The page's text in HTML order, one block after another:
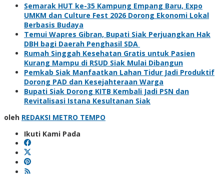
Semarak HUT ke-35 Kampung Empang Baru, Expo
UMKM dan Culture Fest 2026 Dorong Ekonomi Lokal
Berbasis Budaya
Temui Wapres Gibran, Bupati Siak Perjuangkan Hak
DBH bagi Daerah Penghasil SDA
Rumah Singgah Kesehatan Gratis untuk Pasien
Kurang Mampu di RSUD Siak Mulai Dibangun
Pemkab Siak Manfaatkan Lahan Tidur Jadi Produktif
Dorong PAD dan Kesejahteraan Warga
Bupati Siak Dorong KITB Kembali Jadi PSN dan
Revitalisasi Istana Kesultanan Siak
oleh REDAKSI METRO TEMPO
Ikuti Kami Pada